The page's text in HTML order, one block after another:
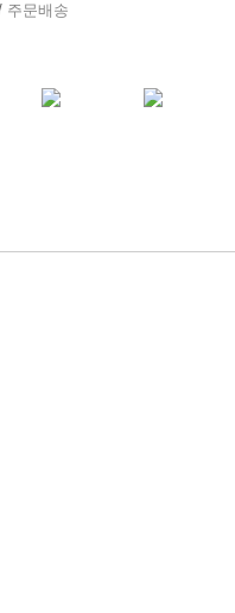
주문배송